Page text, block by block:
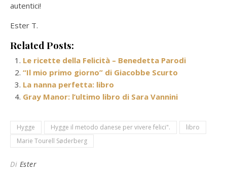
autentici!
Ester T.
Related Posts:
Le ricette della Felicità – Benedetta Parodi
“Il mio primo giorno” di Giacobbe Scurto
La nanna perfetta: libro
Gray Manor: l’ultimo libro di Sara Vannini
Hygge Hygge il metodo danese per vivere felici".
libro
Marie Tourell Søderberg
Di Ester